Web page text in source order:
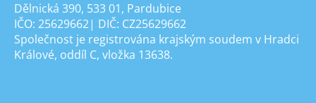
Dělnická 390, 533 01, Pardubice
IČO: 25629662| DIČ: CZ25629662
Společnost je registrována krajským soudem v Hradci
Králové, oddíl C, vložka 13638.